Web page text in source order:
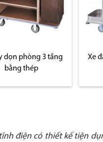
dọn phòng khách
sạn bằng inox
Xe
điện có thiết kế tiện